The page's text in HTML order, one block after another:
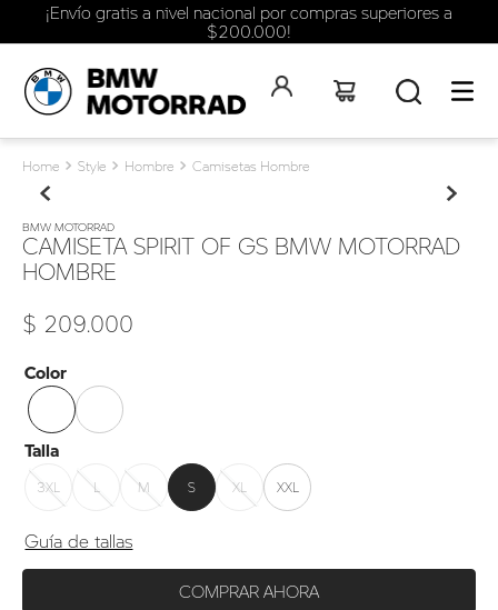
¡Envío gratis a nivel nacional por compras superiores a
$200.000!
Style Hombre Camisetas Hombre
BMW MOTORRAD
CAMISETA SPIRIT OF GS BMW MOTORRAD
HOMBRE
$ 209.000
Talla
3XL L M S XL XXL
Color
Guía de tallas
COMPRAR AHORA